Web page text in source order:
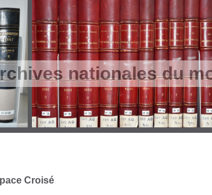
nationales du
Croisé